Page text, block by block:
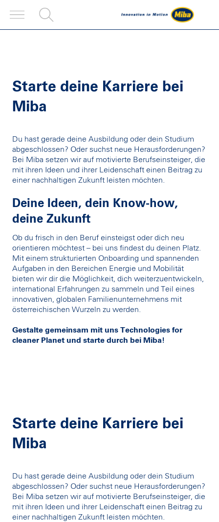
Starte deine Karriere bei
Miba
Du hast gerade deine Ausbildung oder dein Studium
abgeschlossen? Oder suchst neue Herausforderungen?
Bei Miba setzen wir auf motivierte Berufseinsteiger, die
mit ihren Ideen und ihrer Leidenschaft einen Beitrag zu
einer nachhaltigen Zukunft leisten möchten.
Deine Ideen, dein Know-how,
deine Zukunft
Ob du frisch in den Beruf einsteigst oder dich neu
orientieren möchtest – bei uns findest du deinen Platz.
Mit einem strukturierten Onboarding und spannenden
Aufgaben in den Bereichen Energie und Mobilität
bieten wir dir die Möglichkeit, dich weiterzuentwickeln,
international Erfahrungen zu sammeln und Teil eines
innovativen, globalen Familienunternehmens mit
österreichischen Wurzeln zu werden.
Gestalte gemeinsam mit uns Technologies for
cleaner Planet und starte durch bei Miba!
Starte deine Karriere bei
Miba
Du hast gerade deine Ausbildung oder dein Studium
abgeschlossen? Oder suchst neue Herausforderungen?
Bei Miba setzen wir auf motivierte Berufseinsteiger, die
mit ihren Ideen und ihrer Leidenschaft einen Beitrag zu
einer nachhaltigen Zukunft leisten möchten.